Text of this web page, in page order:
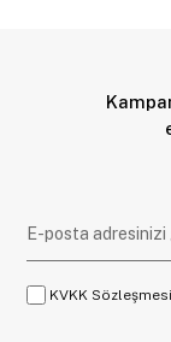
KVKK